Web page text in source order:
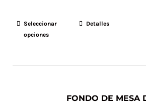
Seleccionar
opciones
Este
Las
Detalles
FONDO DE MESA